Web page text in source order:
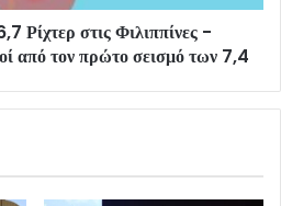
Ρίχτερ στις Φιλιππίνες -
από τον πρώτο σεισμό των 7,4